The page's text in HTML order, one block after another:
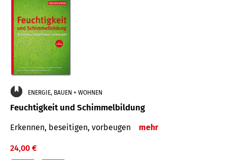
ENERGIE, BAUEN + WOHNEN
Feuchtigkeit und Schimmelbildung
Erkennen, beseitigen, vorbeugen mehr
24,00 €